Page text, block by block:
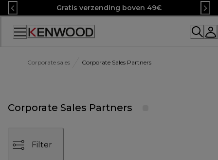
Skip
to
Content
Gratis verzending boven 49€
Corporate sales Corporate Sales Partners
Corporate Sales Partners
Filter